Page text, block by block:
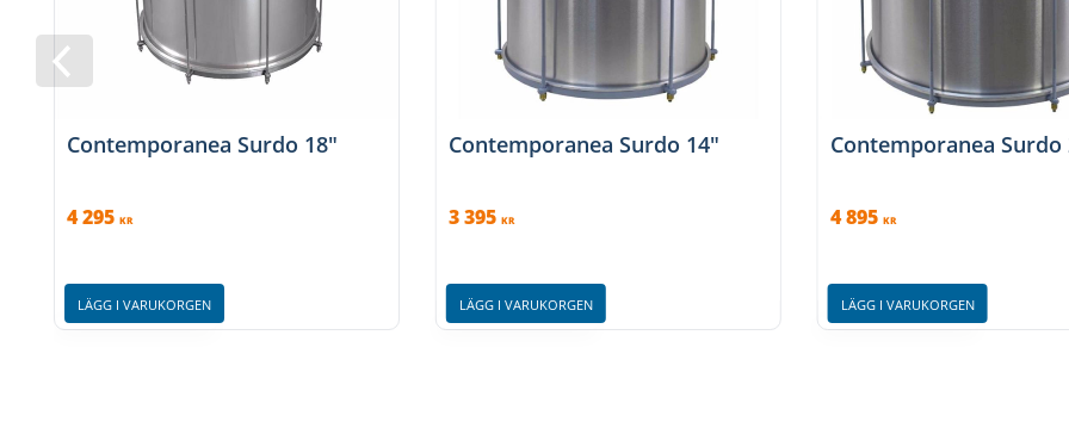
Contemporanea Surdo 18″
4 295 KR
LÄGG I VARUKORGEN
Contemporanea Surdo 14″
3 395 KR
LÄGG I VARUKORGEN
Contemporanea Surdo
4 895 KR
LÄGG I VARUKORGEN